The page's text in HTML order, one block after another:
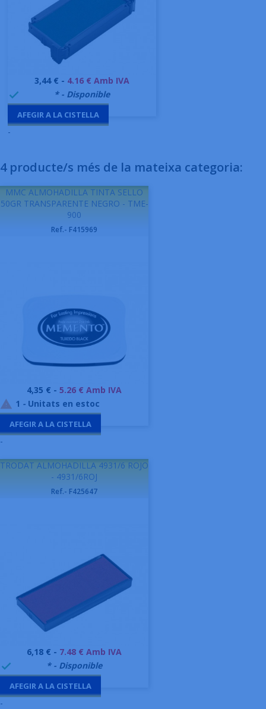
Preu
3,44 € - 4.16 € Amb IVA
 * - Disponible
AFEGIR A LA CISTELLA
-
4 producte/s més de la mateixa categoria:
MMC ALMOHADILLA TINTA SELLO
50GR TRANSPARENTE NEGRO - TME-
900
Ref.- F415969
Preu
4,35 € - 5.26 € Amb IVA
 1 - Unitats en estoc
AFEGIR A LA CISTELLA
-
TRODAT ALMOHADILLA 4931/6 ROJO
- 4931/6ROJ
Ref.- F425647
Preu
6,18 € - 7.48 € Amb IVA
 * - Disponible
AFEGIR A LA CISTELLA
-